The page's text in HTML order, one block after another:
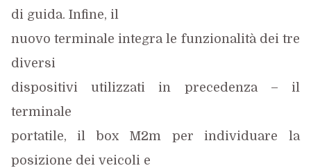
di guida. Infine, il
nuovo terminale integra le funzionalità dei tre
diversi
dispositivi utilizzati in precedenza – il
terminale
portatile, il box M2m per individuare la
posizione dei veicoli e